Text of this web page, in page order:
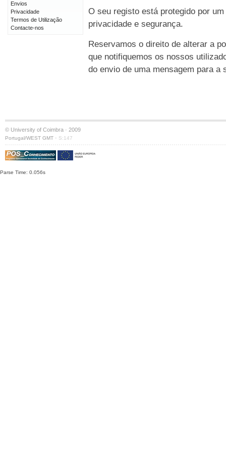
O seu registo está protegido por
privacidade e segurança.
Reservamos o direito de alterar a
que notifiquemos os nossos
do envio de uma mensagem para
Envios
Privacidade
Termos de Utilização
Contacte-nos
© University of Coimbra · 2009
Portugal/WEST GMT · S:147
Parse Time: 0.056s